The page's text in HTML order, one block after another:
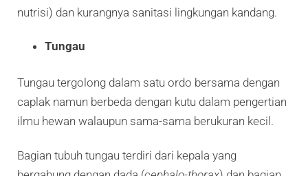
nutrisi) dan kurangnya sanitasi lingkungan kandang.
Tungau
Tungau tergolong dalam satu ordo bersama dengan
caplak namun berbeda dengan kutu dalam pengertian
ilmu hewan walaupun sama-sama berukuran kecil.
Bagian tubuh tungau terdiri dari kepala yang